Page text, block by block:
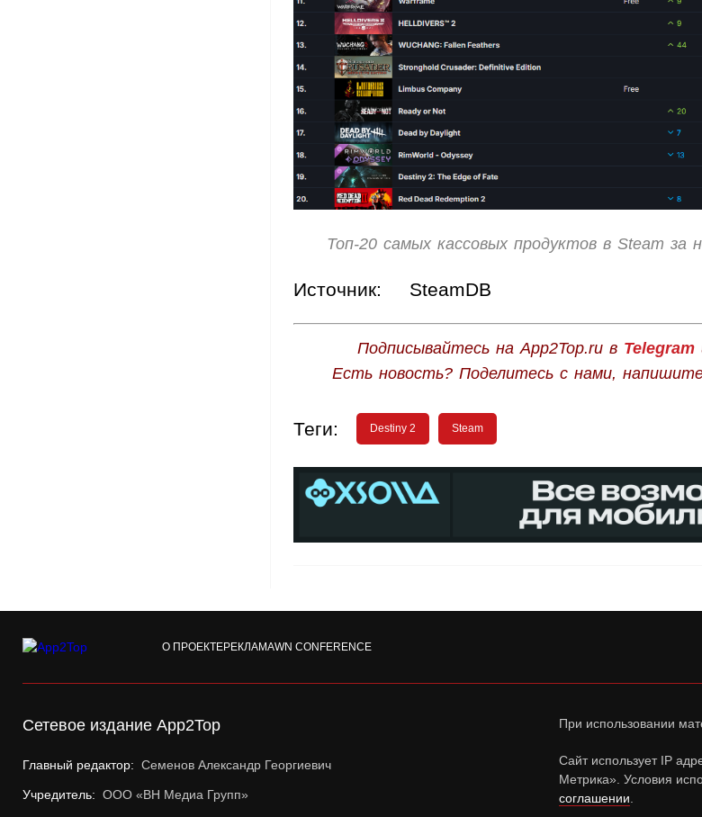
Топ-20 самых кассовых продуктов в Steam за
Источник: SteamDB
Подписывайтесь на App2Top.ru в Telegram
Есть новость? Поделитесь с нами,
Теги: Destiny 2 Steam
О ПРОЕКТЕРЕКЛАМАWN CONFERENCE
Сетевое издание App2Top
Главный редактор: Семенов Александр Георгиевич
Учредитель: ООО «ВН Медиа Групп»
При использовании
Сайт использует IP
Метрика». Условия
соглашении.